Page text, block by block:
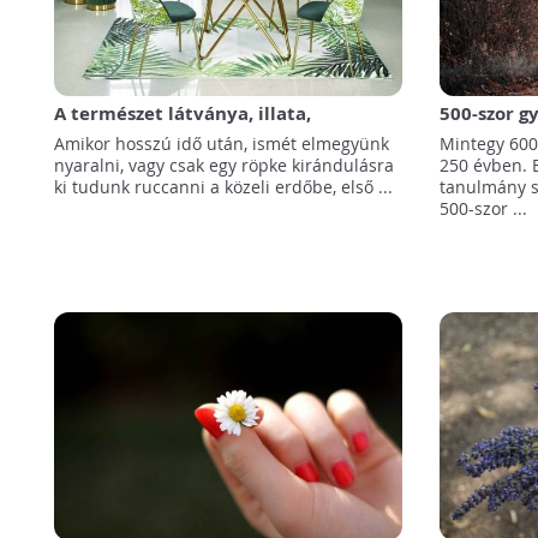
A természet látványa, illata,
tapintása, hangja az otthonunkban
Amikor hosszú idő után, ismét elmegyünk
nyaralni, vagy csak egy röpke kirándulásra
ki tudunk ruccanni a közeli erdőbe, első ...
500-szor
kihalása. -
600
Mintegy
250 évben.
tanulmány
500-szor ...